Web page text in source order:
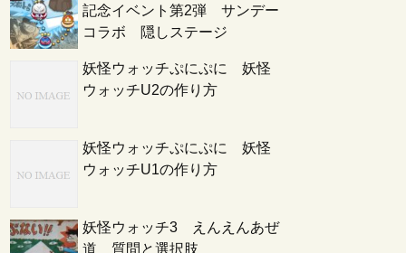
記念イベント第2弾 サンデー
コラボ 隠しステージ
妖怪ウォッチぷにぷに 妖怪
ウォッチU2の作り方
妖怪ウォッチぷにぷに 妖怪
ウォッチU1の作り方
妖怪ウォッチ3 えんえんあぜ
道 質問と選択肢